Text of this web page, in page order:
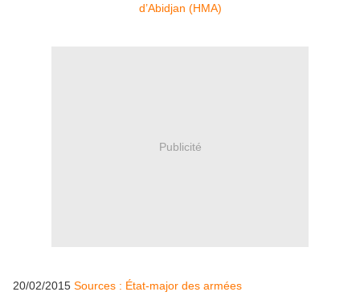
Publicité
20/02/2015 Sources : État-major des armées